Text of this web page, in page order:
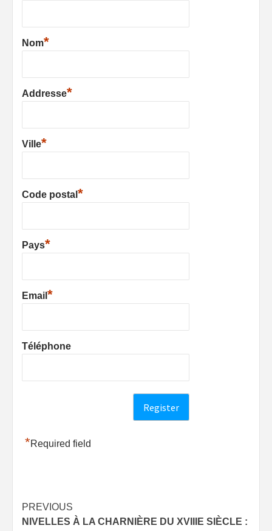
Nom*
Addresse*
Ville*
Code postal *
Pays*
Email *
Téléphone
*Required field
Post
PREVIOUS
NIVELLES À LA CHARNIÈRE DU XVIIIE SIÈCLE :